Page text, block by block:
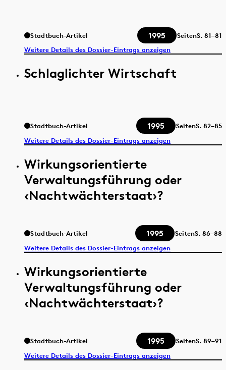
Stadtbuch-Artikel 1995 SeitenS. 81–81
Weitere Details des Dossier-Eintrags anzeigen
Schlaglichter Wirtschaft
Stadtbuch-Artikel 1995 SeitenS. 82–85
Weitere Details des Dossier-Eintrags anzeigen
Wirkungsorientierte
Verwaltungsführung oder
‹Nachtwächterstaat›?
Stadtbuch-Artikel 1995 SeitenS. 86–88
Weitere Details des Dossier-Eintrags anzeigen
Wirkungsorientierte
Verwaltungsführung oder
‹Nachtwächterstaat›?
Stadtbuch-Artikel 1995 SeitenS. 89–91
Weitere Details des Dossier-Eintrags anzeigen